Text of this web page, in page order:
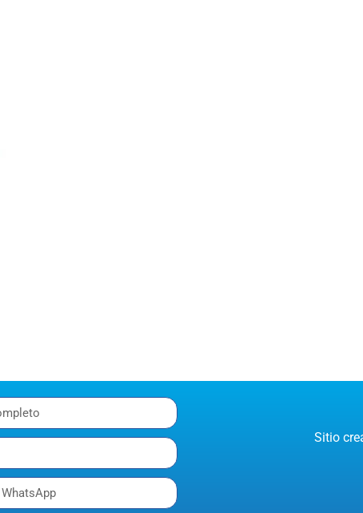
Sitio